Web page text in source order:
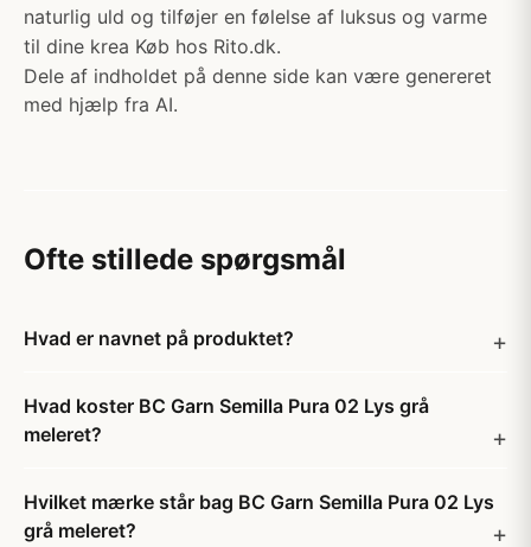
naturlig uld og tilføjer en følelse af luksus og varme
til dine krea Køb hos Rito.dk.
Dele af indholdet på denne side kan være genereret
med hjælp fra AI.
Ofte stillede spørgsmål
Hvad er navnet på produktet?
Hvad koster BC Garn Semilla Pura 02 Lys grå
meleret?
Hvilket mærke står bag BC Garn Semilla Pura 02 Lys
grå meleret?